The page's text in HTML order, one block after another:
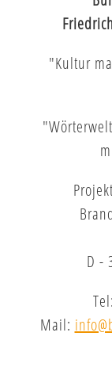
"Kultur
D -
Tel:
Mail: